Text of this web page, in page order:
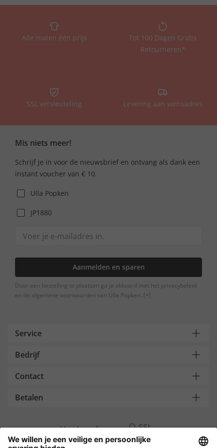
Alle maten één prijs
Tot 100 Dagen Gratis
Retourneren*
SSL versleuteling Levering aan wensadres
Mis niets meer!
Schrijf je in voor de nieuwsbrief en ontvang als dank een
instant voucher van € 10.
Ulla Popken
JP1880
Aanmelden en sparen
Door een bestelling te plaatsen ga je akkoord met het privacybeleid
en de algemene voorwaarden van Ulla Popken. [+]
Service
Bedrijf
Contact
Betalen
Versleuteling met